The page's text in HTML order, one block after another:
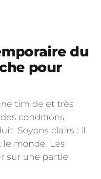
du
pour
timide et très
conditions
Soyons clairs : il
le monde. Les
sur une partie